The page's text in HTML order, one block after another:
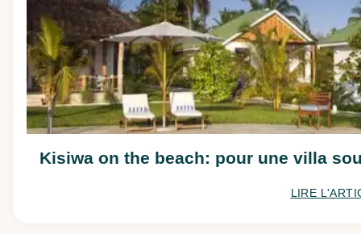
Kisiwa on the beach: pour une villa
LIRE